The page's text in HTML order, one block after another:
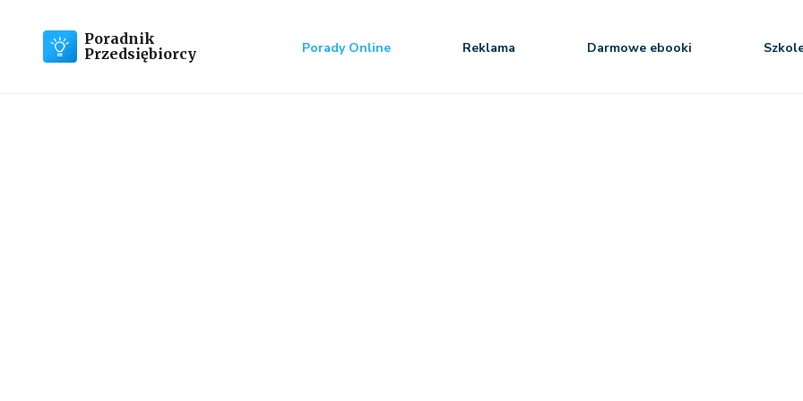
Poradnik
Przedsiębiorcy
Porady Online Reklama Darmowe ebooki